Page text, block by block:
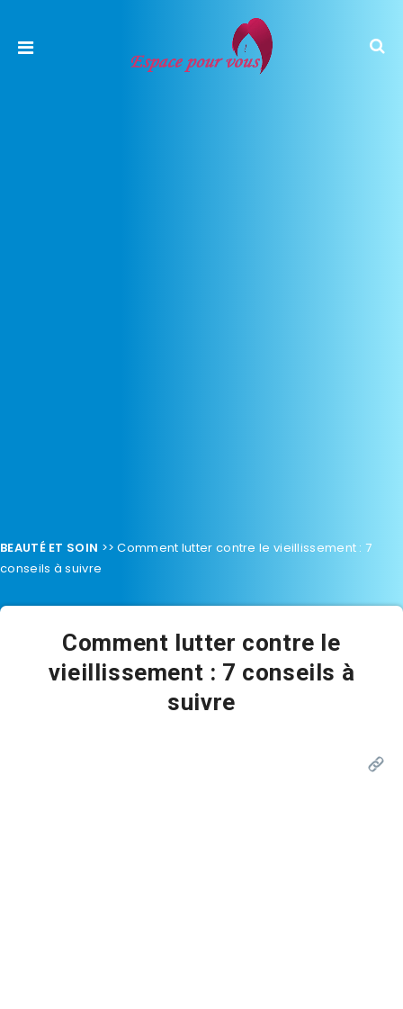
BEAUTÉ ET SOIN >>Comment lutter contre le vieillissement : 7
conseils à suivre
Comment lutter contre le
vieillissement : 7 conseils à
suivre